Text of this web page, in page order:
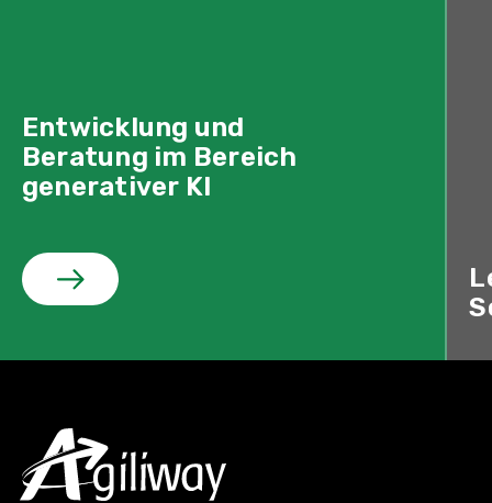
Entwicklung und
Beratung im Bereich
generativer KI